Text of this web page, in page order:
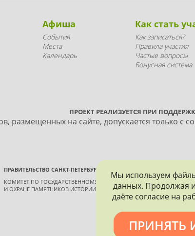
Афиша
События
Места
Календарь
Как стать
Как записаться?
Правила участия
Частые вопросы
Бонусная система
ПРОЕКТ РЕАЛИЗУЕТСЯ ПРИ
размещенных на сайте, допускается только с
ПРАВИТЕЛЬСТВО САНКТ-ПЕТЕРБУРГА
КОМИТЕТ ПО ГОСУДАРСТВЕННОМУ КОНТРОЛЮ, ИСПОЛЬЗОВАНИЮ
И ОХРАНЕ ПАМЯТНИКОВ ИСТОРИИ И КУЛЬТУРЫ
Политика
Мы используем
данных. Продолжая
даёте согласие на
ПРИНЯТЬ